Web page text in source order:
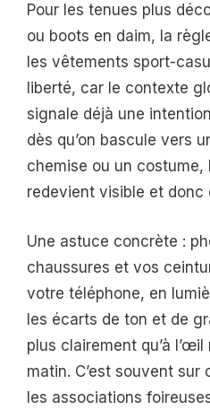
Pour les tenues plus
ou boots en daim, la
les vêtements sport-
liberté, car le contexte
signale déjà une
dès qu’on bascule vers
chemise ou un
redevient visible et donc
Une astuce concrète :
chaussures et vos
votre téléphone, en
les écarts de ton et de
plus clairement qu’à l’œil
matin. C’est souvent
les associations